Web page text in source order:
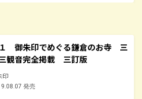
御朱印でめぐる鎌倉のお寺 三
観音完全掲載 三訂版
印
発売